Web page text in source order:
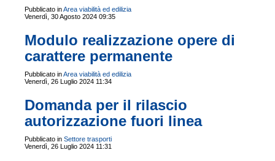
Pubblicato inArea viabilità ed edilizia
Venerdì, 30 Agosto 2024 09:35
Modulo realizzazione opere di
carattere permanente
Pubblicato inArea viabilità ed edilizia
Venerdì, 26 Luglio 2024 11:34
Domanda per il rilascio
autorizzazione fuori linea
Pubblicato in Settore trasporti
Venerdì, 26 Luglio 2024 11:31